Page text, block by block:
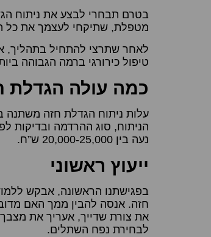
בטרם תבחרי לבצע את ניתוח
מטפלת, שתיקחי לעצמך את כל
לאחר שתרצי להתחיל בתהליך,
טיפול כירורגי ברמה הגבוהה
כמה עולה הגדלת
עלות ניתוח הגדלת חזה משתנה
הניתוח, סוג ההרדמה ובדיקות
נעה בין 20,000-25,000 ש”ח.
ייעוץ ראשוני
בפגישתנו הראשונה, אבקש
חזה. אנסה להבין ממך האם
את צורת שדייך, אעריך את מצבך
לבחירת נפח השתלים.